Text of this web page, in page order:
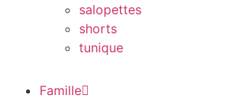
salopettes
shorts
tunique
Famille